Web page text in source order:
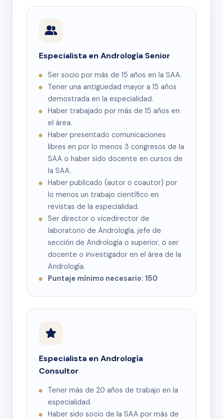
Especialista en Andrología Senior
Ser socio por más de 15 años en la SAA.
Tener una antigüedad mayor a 15 años
demostrada en la especialidad.
Haber trabajado por más de 15 años en
el área.
Haber presentado comunicaciones
libres en por lo menos 3 congresos de la
SAA o haber sido docente en cursos de
la SAA.
Haber publicado (autor o coautor) por
lo menos un trabajo científico en
revistas de la especialidad.
Ser director o vicedirector de
laboratorio de Andrología, jefe de
sección de Andrología o superior, o ser
docente o investigador en el área de la
Andrología.
Puntaje mínimo necesario: 150
Especialista en Andrología
Consultor
Tener más de 20 años de trabajo en la
especialidad.
Haber sido socio de la SAA por más de